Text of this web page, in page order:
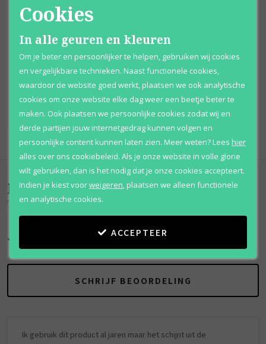
Burberry
The Beat
Eau de toilette
€ 56,95
Beoordelingen(4)
The Beat
10 /10
SCHRIJF BEOORDELING
Ik gebruik dit product al jaren maar het schijnt uit de
Cookies
In alle geuren en kleuren
Om je beter en persoonlijker te helpen, gebruiken wij cookies
en vergelijkbare technieken. Naast functionele cookies,
waardoor de website goed werkt, plaatsen we ook analytische
cookies om onze website elke dag weer een beetje beter te
maken. Ook plaatsen we persoonlijke cookies zodat wij en
derde partijen jouw internetgedrag kunnen volgen en
persoonlijke content kunnen laten zien. Meer weten?Lees hier
alles over ons cookiebeleid. Als je onze website in volle glorie
wilt gebruiken, dan is het nodig dat je onze cookies accepteert.
Indien je kiest voorweigeren plaatsen we alleen functionele
en analytische cookies.
ACCEPTEER